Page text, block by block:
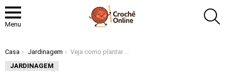
Menu
Você está aqui:
Casa Jardinagem
Veja como plantar jambu, conheça os usos e curiosidades dessa hortaliça amazônica
JARDINAGEM